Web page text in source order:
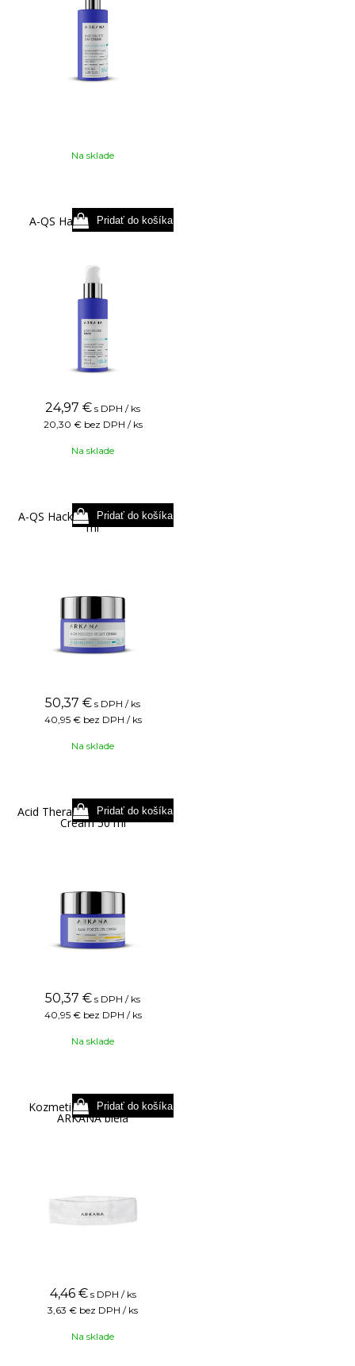
Na sklade
A-QS Hacker Mask 75 ml
24,97 € s DPH / ks
20,30 € bez DPH / ks
Na sklade
A-QS Hacker Night Cream 50
ml
50,37 € s DPH / ks
40,95 € bez DPH / ks
Na sklade
Acid Therapy AzAc Forte 15%
Cream 50 ml
50,37 € s DPH / ks
40,95 € bez DPH / ks
Na sklade
Kozmetická čelenka logo
ARKANA biela
4,46 € s DPH / ks
3,63 € bez DPH / ks
Na sklade